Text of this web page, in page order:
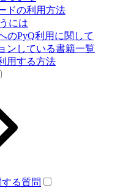
ドの利用方法
には
のPyQ利用に関して
ンしている書籍一覧
用する方法
る質問